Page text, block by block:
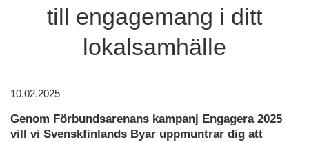
till engagemang i ditt
lokalsamhälle
10.02.2025
Genom Förbundsarenans kampanj Engagera 2025
vill vi Svenskfinlands Byar uppmuntrar dig att